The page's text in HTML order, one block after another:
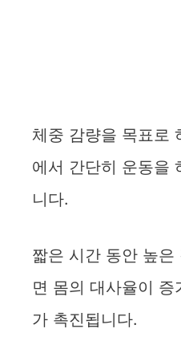
체중 감량을 목표로
에서 간단히 운동을
니다.
짧은 시간 동안 높
면 몸의 대사율이
가 촉진됩니다.